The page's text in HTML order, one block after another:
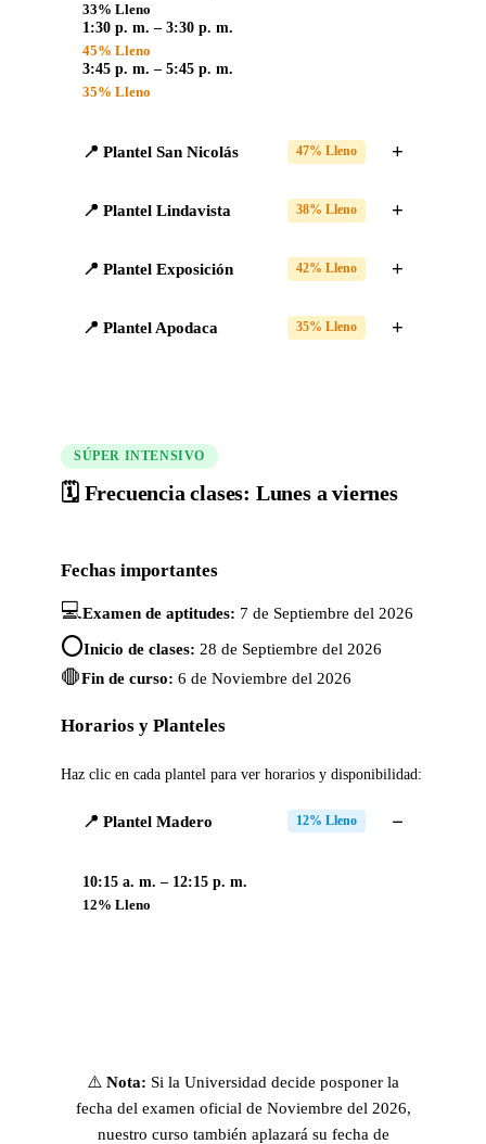
33% Lleno
1:30 p. m. – 3:30 p. m.
45% Lleno
3:45 p. m. – 5:45 p. m.
35% Lleno
📍 Plantel San Nicolás 47% Lleno
📍 Plantel Lindavista 38% Lleno
📍 Plantel Exposición 42% Lleno
📍 Plantel Apodaca 35% Lleno
SÚPER INTENSIVO
🗓️ Frecuencia clases: Lunes a viernes
Fechas importantes
💻 Examen de aptitudes: 7 de Septiembre del 2026
⭕Inicio de clases: 28 de Septiembre del 2026
🛑Fin de curso: 6 de Noviembre del 2026
Horarios y Planteles
Haz clic en cada plantel para ver horarios y disponibilidad:
📍 Plantel Madero 12% Lleno
10:15 a. m. – 12:15 p. m.
12% Lleno
⚠️ Nota: Si la Universidad decide posponer la
fecha del examen oficial de Noviembre del 2026,
nuestro curso también aplazará su fecha de